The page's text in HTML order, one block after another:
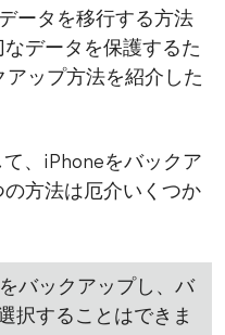
ータを移行する方法
データを保護するた
ップ方法を紹介した
、iPhoneをバックア
方法は厄介いくつか
バックアップし、バ
択することはできま